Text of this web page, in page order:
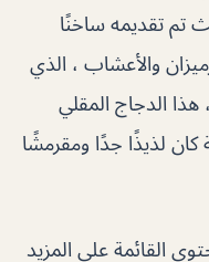
تم تقديمه ساخنًا
والأعشاب ، الذي
الدجاج المقلي
لذيذًا جدًا ومقرمشًا
القائمة على المزيد